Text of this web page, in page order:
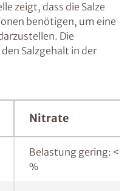
zeigt, dass die Salze
benötigen, um eine
Die
Salzgehalt in der
Nitrate
Belastung gering: <
%